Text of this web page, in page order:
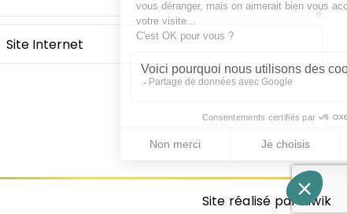
Site réalisé par Kiwik